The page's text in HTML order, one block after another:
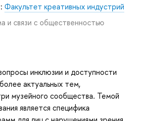
Факультет креативных индустрий
и связи с общественностью
инклюзии и доступности
актуальных тем,
музейного сообщества. Темой
является специфика